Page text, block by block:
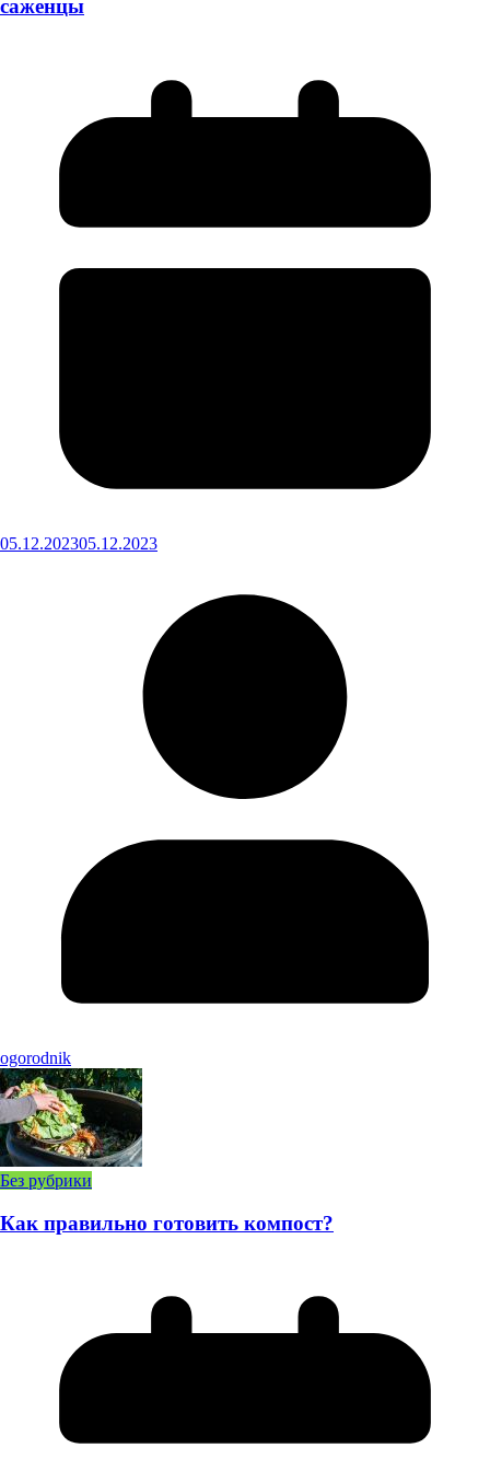
саженцы
05.12.202305.12.2023
ogorodnik
Без рубрики
Как правильно готовить компост?